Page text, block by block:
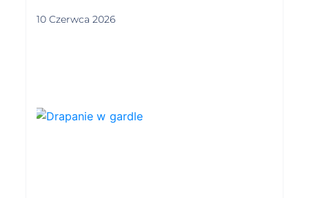
10 Czerwca 2026